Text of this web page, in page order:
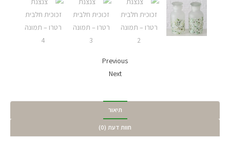
Previous
Next
תיאור
חוות דעת (0)